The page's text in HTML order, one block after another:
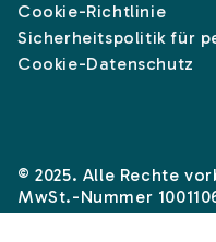
Cookie-Richtlinie
Sicherheitspolitik für
Cookie-Datenschutz
© 2025. Alle Rechte
MwSt.-Nummer
Instagram
Linkedin
Facebook